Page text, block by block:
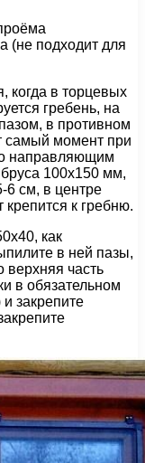
(не подходит для
когда в торцевых
гребень, на
в противном
самый момент при
направляющим
100х150 мм,
6 см, в центре
к гребню.
как
в ней пазы,
верхняя часть
в обязательном
закрепите